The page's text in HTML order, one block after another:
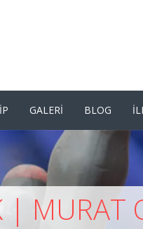
GALERI BLOG
| MURAT